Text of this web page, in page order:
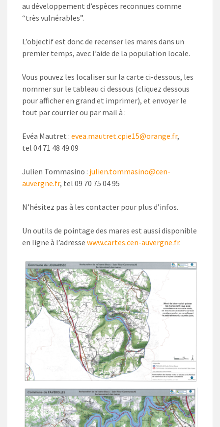
au développement d’espèces reconnues comme
“très vulnérables”.
L’objectif est donc de recenser les mares dans un
premier temps, avec l’aide de la population locale.
Vous pouvez les localiser sur la carte ci-dessous, les
nommer sur le tableau ci dessous (cliquez dessous
pour afficher en grand et imprimer), et envoyer le
tout par courrier ou par mail à :
Evéa Mautret : evea.mautret.cpie15@orange.fr,
tel 04 71 48 49 09
Julien Tommasino : julien.tommasino@cen-
auvergne.fr, tel 09 70 75 04 95
N’hésitez pas à les contacter pour plus d’infos.
Un outils de pointage des mares est aussi disponible
en ligne à l’adresse www.cartes.cen-auvergne.fr.